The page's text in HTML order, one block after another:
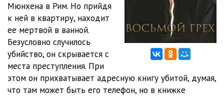
09_Vosmoi_greh 10:06
10_Vosmoi_greh 14:00
11_Vosmoi_greh
12_Vosmoi_greh
13_Vosmoi_greh
Мюнхена в Рим. Но прийдя
к ней в квартиру, находит
ее мертвой в ванной.
Безусловно случилось
убийство, он скрывается с
места преступления. При
этом он прихватывает адресную книгу убитой, думая,
что там может быть его телефон, но в книжке